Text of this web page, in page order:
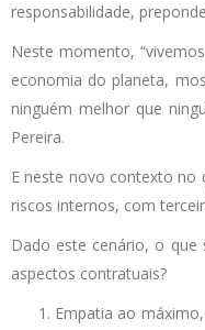
responsabilidade,
Neste momento,
economia do planeta,
ninguém melhor que
Pereira.
E neste novo contexto no
riscos internos, com
Dado este cenário, o
aspectos contratuais?
Empatia ao